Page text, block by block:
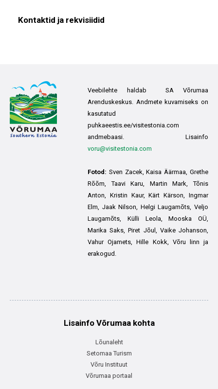
Kontaktid ja rekvisiidid
Veebilehte haldab SA Võrumaa
Arenduskeskus. Andmete kuvamiseks on
kasutatud
puhkaeestis.ee/visitestonia.com
andmebaasi. Lisainfo
voru@visitestonia.com
Fotod: Sven Zacek, Kaisa Äärmaa, Grethe
Rõõm, Taavi Karu, Martin Mark, Tõnis
Anton, Kristin Kaur, Kärt Kärson, Ingmar
Elm, Jaak Nilson, Helgi Laugamõts, Veljo
Laugamõts, Külli Leola, Mooska OÜ,
Marika Saks, Piret Jõul, Vaike Johanson,
Vahur Ojamets, Hille Kokk, Võru linn ja
erakogud.
Lisainfo Võrumaa kohta
Lõunaleht
Setomaa Turism
Võru Instituut
Võrumaa portaal